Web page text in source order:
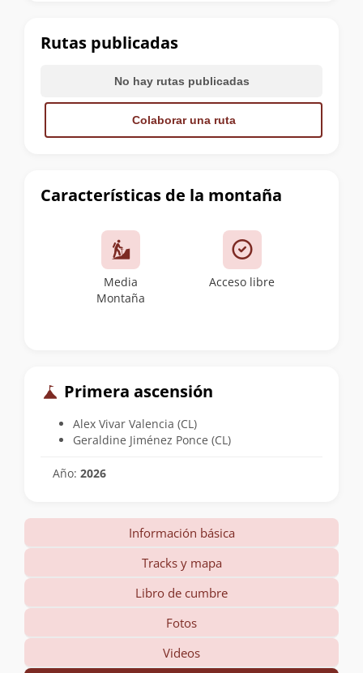
cumbre
Características de la montaña
Media
Montaña
Acceso libre
Primera ascensión
Alex Vivar Valencia (CL)
Geraldine Jiménez Ponce (CL)
Año: 2026
Rutas publicadas
No hay rutas publicadas
Colaborar una ruta
Información básica
Tracks y mapa
Libro de cumbre
Fotos
Videos